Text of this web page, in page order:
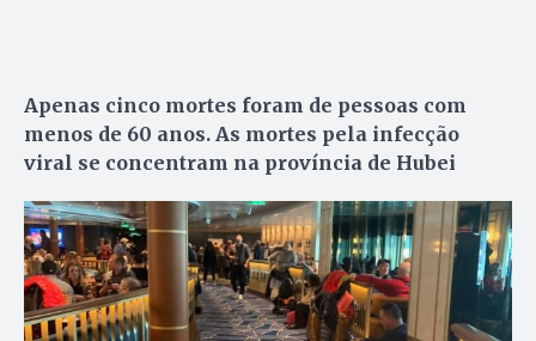
Apenas cinco mortes foram de pessoas com
menos de 60 anos. As mortes pela infecção
viral se concentram na província de Hubei